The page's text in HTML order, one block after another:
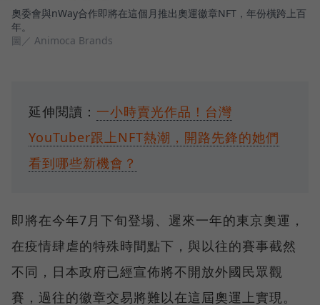
奧委會與nWay合作即將在這個月推出奧運徽章NFT，年份橫跨上百
年。
圖／ Animoca Brands
延伸閱讀： 一小時賣光作品！台灣
YouTuber跟上NFT熱潮，開路先鋒的她們
看到哪些新機會？
即將在今年7月下旬登場、遲來一年的東京奧運，
在疫情肆虐的特殊時間點下，與以往的賽事截然
不同，日本政府已經宣佈將不開放外國民眾觀
賽，過往的徽章交易將難以在這屆奧運上實現。